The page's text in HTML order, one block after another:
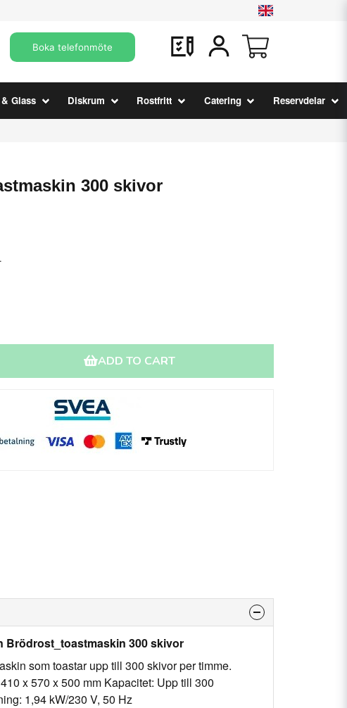
Boka telefonmöte
Glass Diskrum Rostfritt Catering Reservdelar
300 skivor
ADD TO CART
Brödrost_toastmaskin 300 skivor
som toastar upp till 300 skivor per timme.
x 570 x 500 mm Kapacitet: Upp till 300
1,94 kW/230 V, 50 Hz